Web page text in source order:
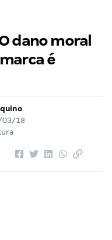
dano moral
é
03/18